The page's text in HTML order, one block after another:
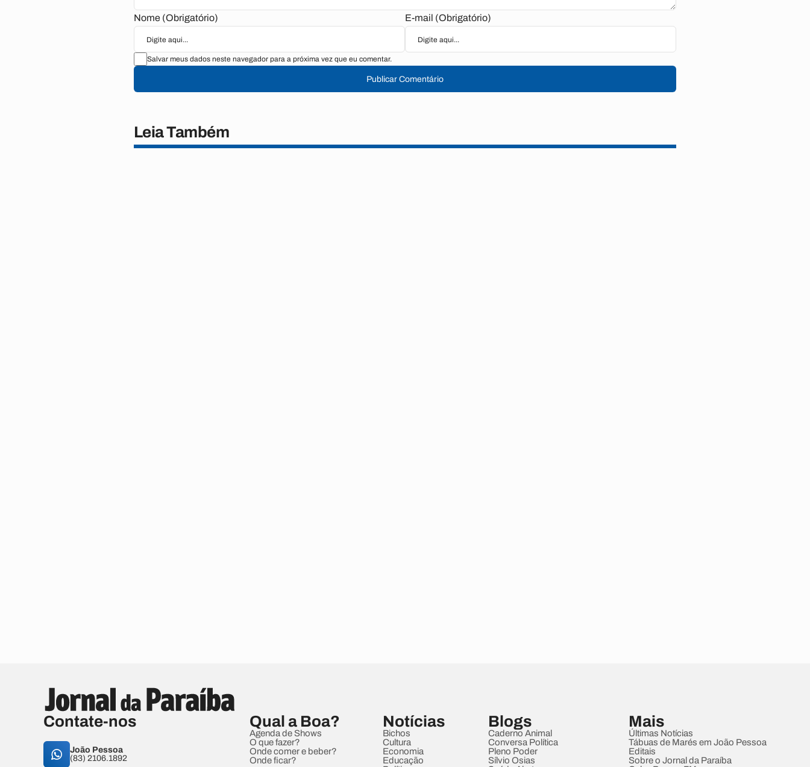
Nome (Obrigatório) E-mail (Obrigatório)
Salvar meus dados neste navegador para a próxima vez que eu comentar.
Publicar Comentário
Leia Também
Contate-nos
João Pessoa
(83) 2106.1892
Qual a Boa?
Agenda de Shows
O que fazer?
Onde comer e beber?
Onde ficar?
Notícias
Bichos
Cultura
Economia
Educação
Blogs
Caderno Animal
Conversa Política
Pleno Poder
Sílvio Osias
Mais
Últimas Notícias
Tábuas de Marés em João Pessoa
Editais
Sobre o Jornal da Paraíba